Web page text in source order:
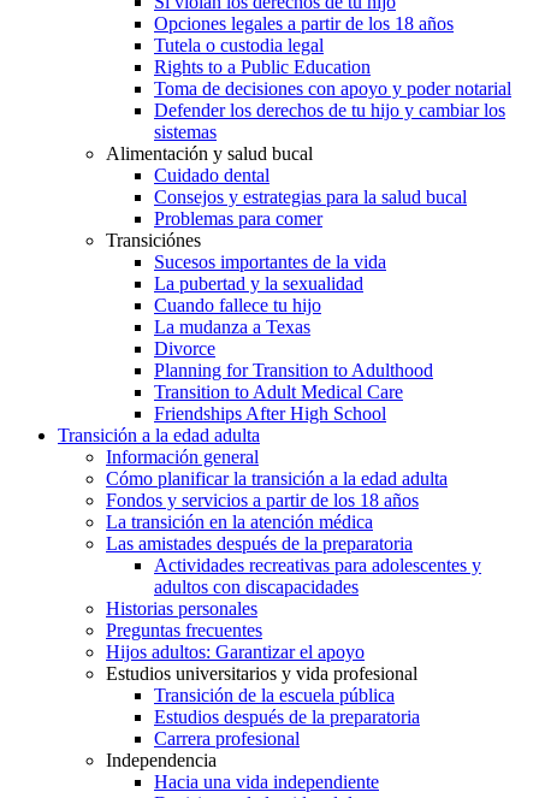
Opciones legales a partir de los 18 años
Tutela o custodia legal
Rights to a Public Education
Toma de decisiones con apoyo y poder notarial
Defender los derechos de tu hijo y cambiar los
sistemas
Alimentación y salud bucal
Cuidado dental
Consejos y estrategias para la salud bucal
Problemas para comer
Transiciónes
Sucesos importantes de la vida
La pubertad y la sexualidad
Cuando fallece tu hijo
La mudanza a Texas
Divorce
Planning for Transition to Adulthood
Transition to Adult Medical Care
Friendships After High School
Transición a la edad adulta
Información general
Cómo planificar la transición a la edad adulta
Fondos y servicios a partir de los 18 años
La transición en la atención médica
Las amistades después de la preparatoria
Actividades recreativas para adolescentes y
adultos con discapacidades
Historias personales
Preguntas frecuentes
Hijos adultos: Garantizar el apoyo
Estudios universitarios y vida profesional
Transición de la escuela pública
Estudios después de la preparatoria
Carrera profesional
Independencia
Hacia una vida independiente